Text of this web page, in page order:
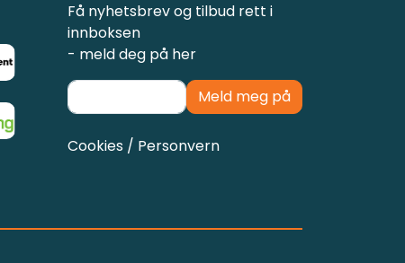
Få nyhetsbrev og tilbud rett i
innboksen
- meld deg på her
Meld meg på
Cookies / Personvern